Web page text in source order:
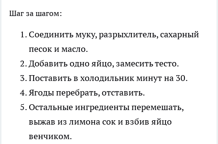
Шаг за шагом:
Соединить муку, разрыхлитель, сахарный
песок и масло.
Добавить одно яйцо, замесить тесто.
Поставить в холодильник минут на 30.
Ягоды перебрать, отставить.
Остальные ингредиенты перемешать,
выжав из лимона сок и взбив яйцо
венчиком.